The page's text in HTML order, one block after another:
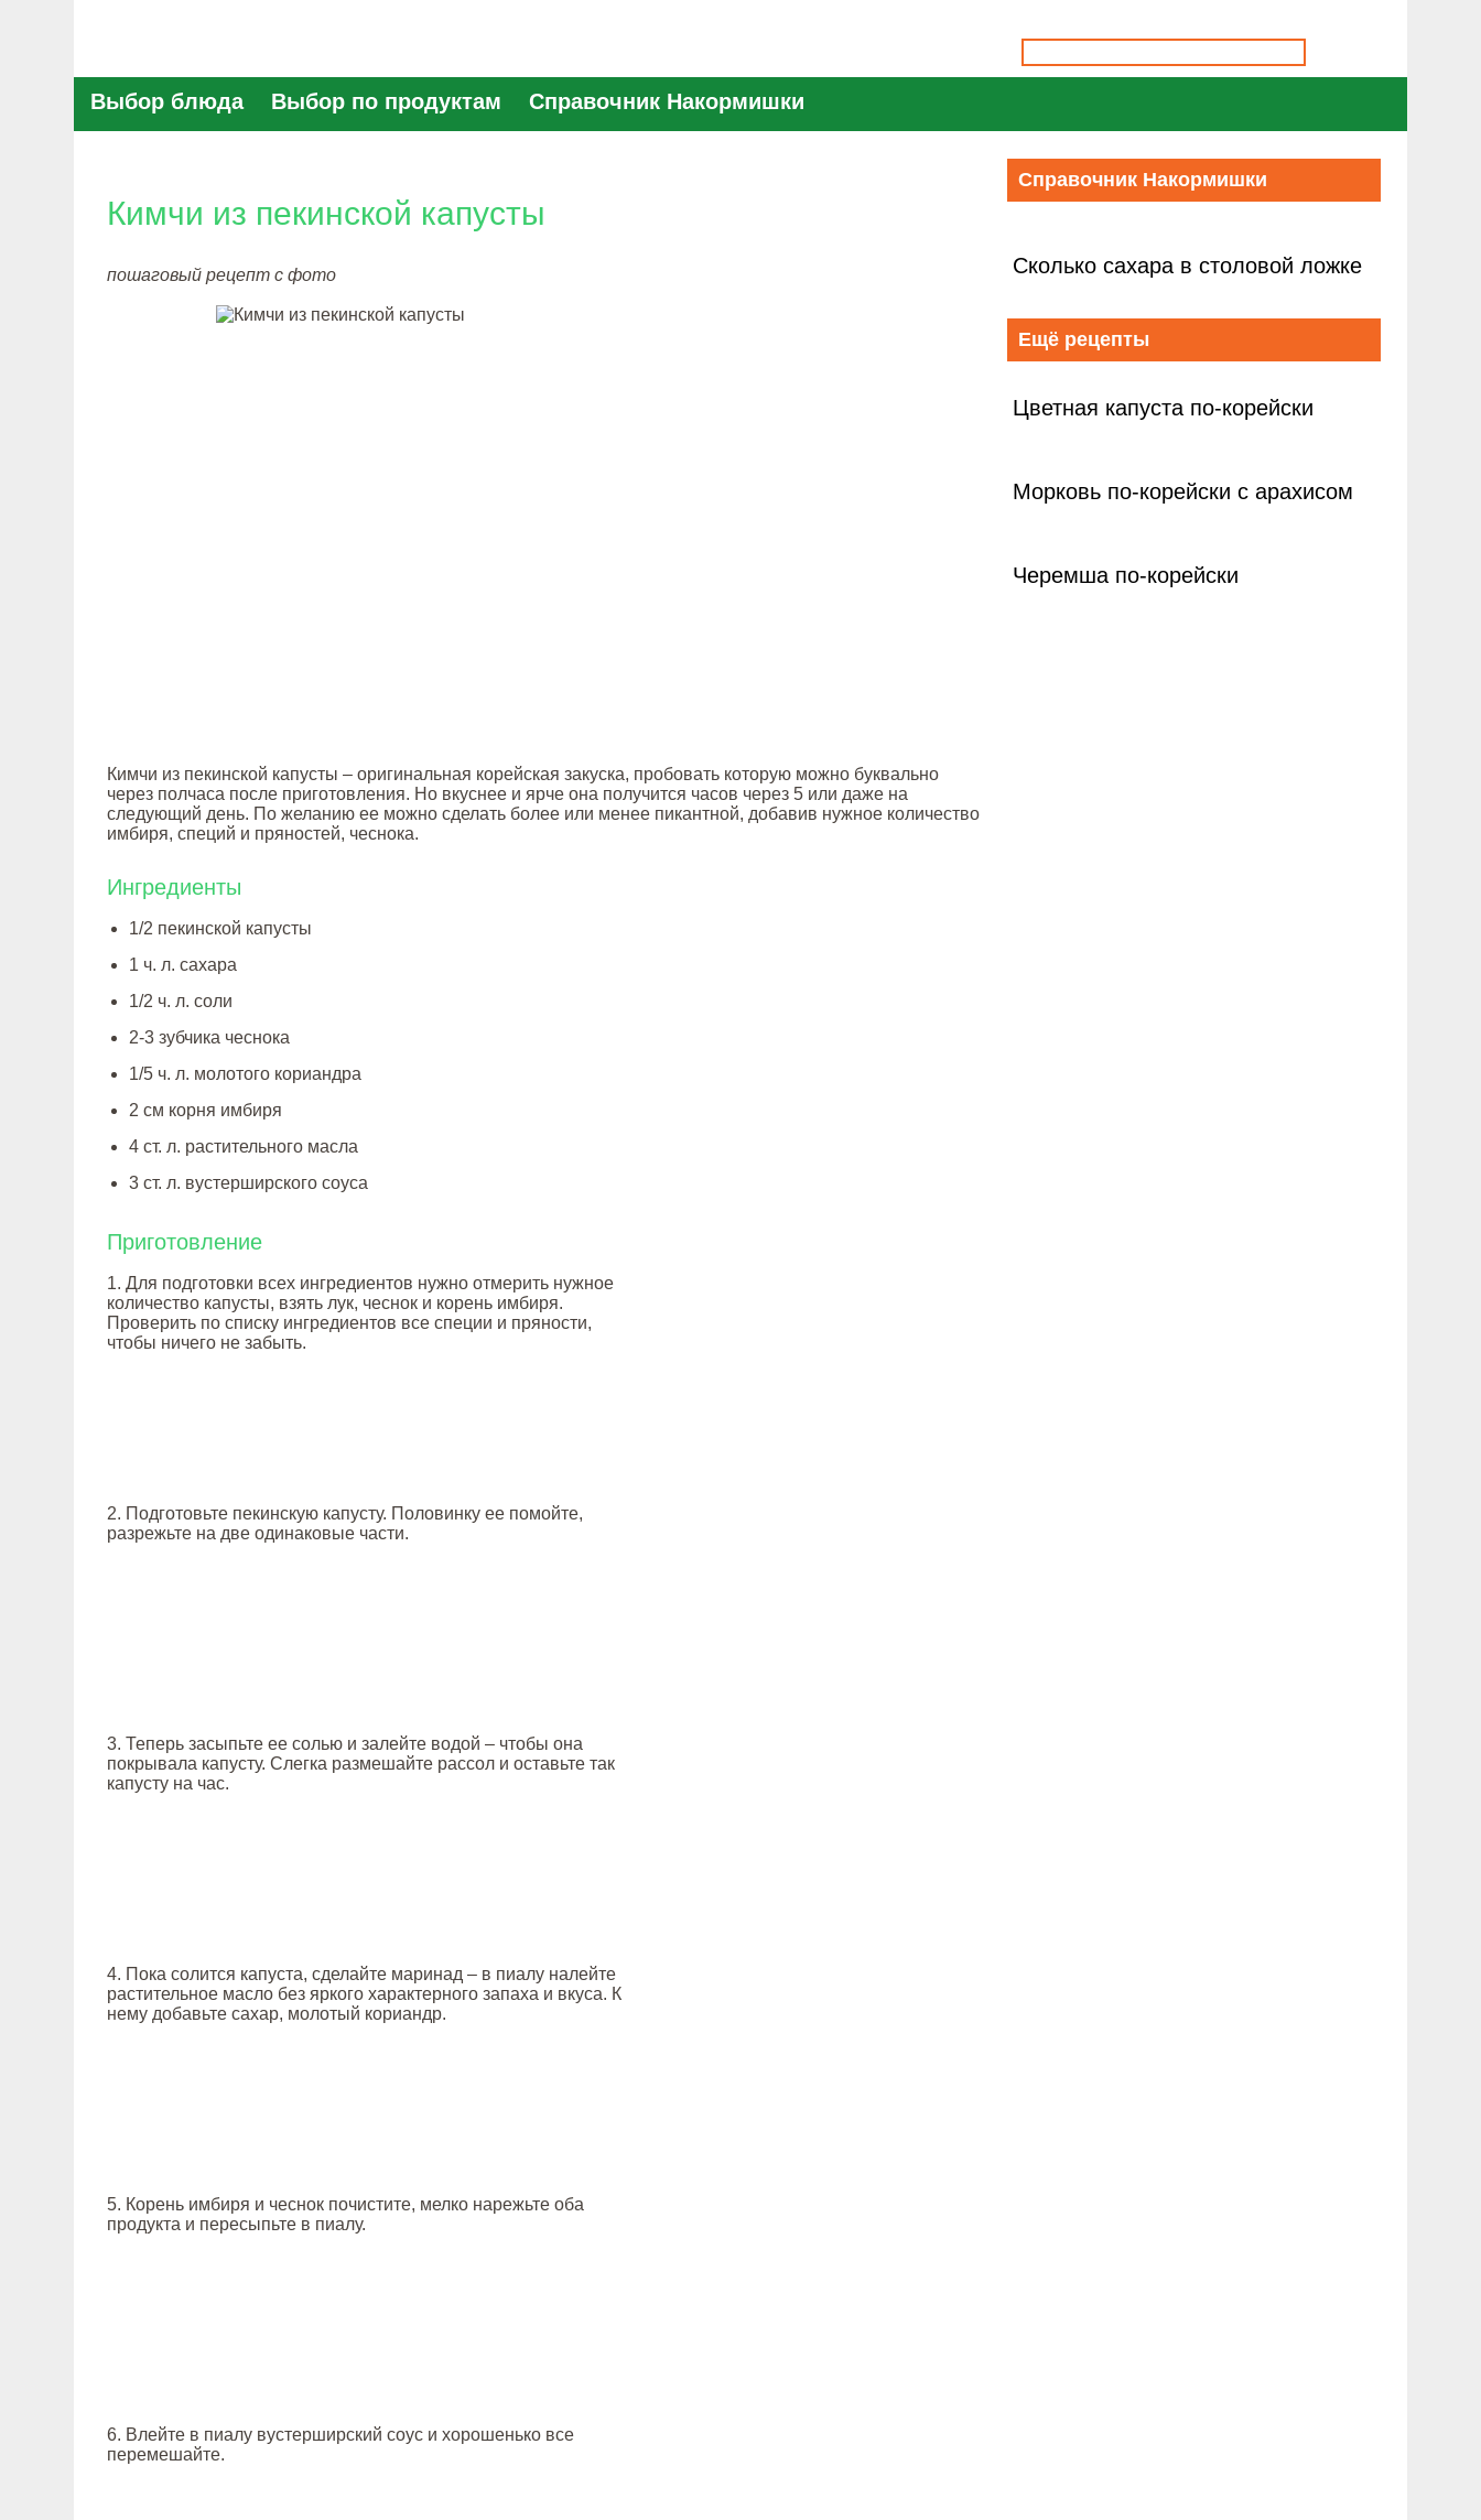
Выбор блюда Выбор по продуктам Справочник Накормишки
Кимчи из пекинской капусты
пошаговый рецепт с фото
Кимчи из пекинской капусты – оригинальная корейская закуска, пробовать которую можно буквально
через полчаса после приготовления. Но вкуснее и ярче она получится часов через 5 или даже на
следующий день. По желанию ее можно сделать более или менее пикантной, добавив нужное количество
имбиря, специй и пряностей, чеснока.
Ингредиенты
1/2 пекинской капусты
1 ч. л. сахара
1/2 ч. л. соли
2-3 зубчика чеснока
1/5 ч. л. молотого кориандра
2 см корня имбиря
4 ст. л. растительного масла
3 ст. л. вустерширского соуса
Приготовление
1. Для подготовки всех ингредиентов нужно отмерить нужное
количество капусты, взять лук, чеснок и корень имбиря.
Проверить по списку ингредиентов все специи и пряности,
чтобы ничего не забыть.
2. Подготовьте пекинскую капусту. Половинку ее помойте,
разрежьте на две одинаковые части.
3. Теперь засыпьте ее солью и залейте водой – чтобы она
покрывала капусту. Слегка размешайте рассол и оставьте так
капусту на час.
4. Пока солится капуста, сделайте маринад – в пиалу налейте
растительное масло без яркого характерного запаха и вкуса. К
нему добавьте сахар, молотый кориандр.
5. Корень имбиря и чеснок почистите, мелко нарежьте оба
продукта и пересыпьте в пиалу.
6. Влейте в пиалу вустерширский соус и хорошенько все
перемешайте.
Справочник Накормишки
Сколько сахара в столовой ложке
Ещё рецепты
Цветная капуста по-корейски
Морковь по-корейски с арахисом
Черемша по-корейски